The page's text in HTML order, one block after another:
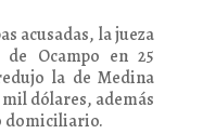
acusadas, la jueza
Ocampo en 25
la de Medina
dólares, además
domiciliario.